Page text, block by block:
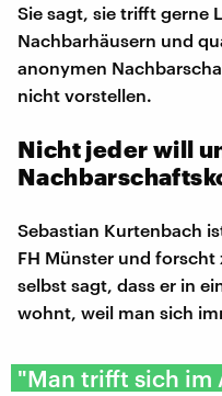
Sie sagt, sie trifft gerne
Nachbarhäusern und
anonymen
nicht vorstellen.
Nicht jeder will
Sebastian Kurtenbach
FH Münster und forscht
selbst sagt, dass er in
wohnt, weil man sich
"Man trifft sich im